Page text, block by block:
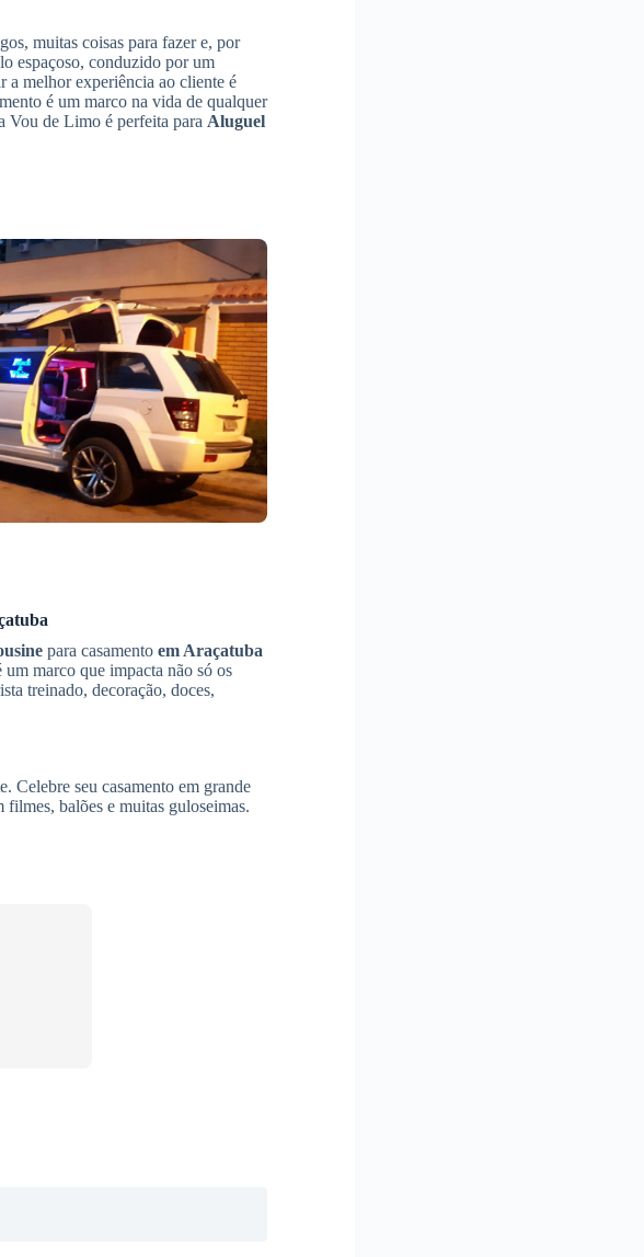
muitas coisas para fazer e, por
espaçoso, conduzido por um
a melhor experiência ao cliente é
é um marco na vida de qualquer
Vou de Limo é perfeita para Aluguel
para casamento em Araçatuba
marco que impacta não só os
treinado, decoração, doces,
Celebre seu casamento em grande
balões e muitas guloseimas.